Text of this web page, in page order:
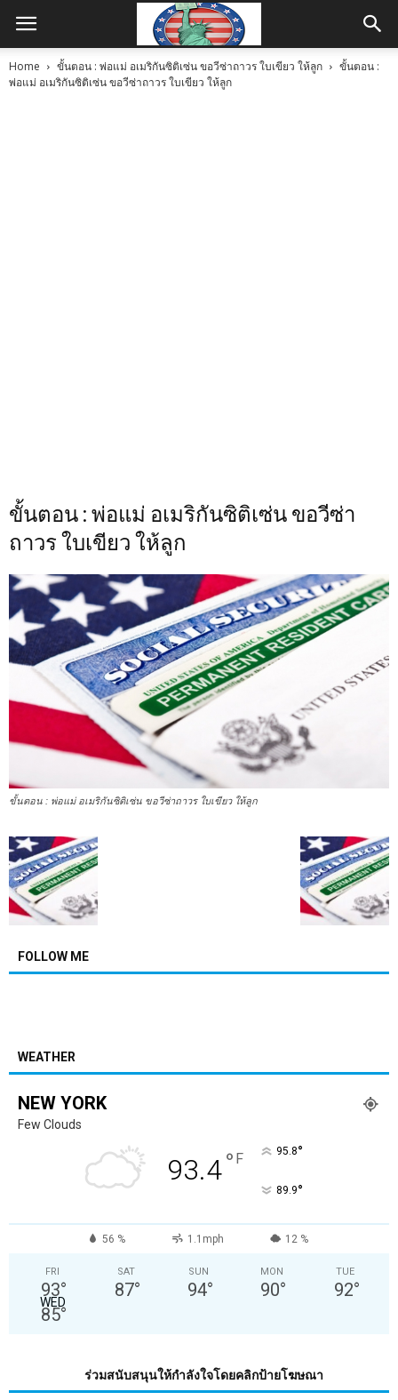
Home ขั้นตอน : พ่อแม่ อเมริกันซิติเซ่น ขอวีซ่าถาวร ใบเขียว ให้ลูก
ขั้นตอน :
พ่อแม่ อเมริกันซิติเซ่น ขอวีซ่าถาวร ใบเขียว ให้ลูก
ขั้นตอน : พ่อแม่ อเมริกันซิติเซ่น ขอวีซ่า
ถาวร ใบเขียว ให้ลูก
ขั้นตอน : พ่อแม่ อเมริกันซิติเซ่น ขอวีซ่าถาวร ใบเขียว ให้ลูก
FOLLOW ME
WEATHER
NEW YORK
Few Clouds
93.4° F 95.8°
89.9°
56 % 1.1mph 12 %
FRI
93°
SAT
87°
SUN
94°
MON
90°
TUE
92°
WED
85°
ร่วมสนับสนุนให้กำลังใจโดยคลิกป้ายโฆษณา